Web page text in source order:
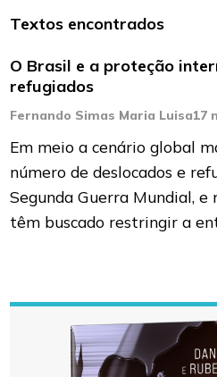
Textos encontrados
O Brasil e a proteção
refugiados
Fernando Simas Maria Luisa17
Em meio a cenário global
número de deslocados e
Segunda Guerra Mundial, e
têm buscado restringir a